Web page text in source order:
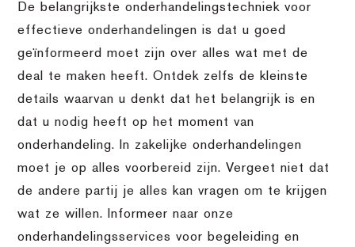
De belangrijkste onderhandelingstechniek voor
effectieve onderhandelingen is dat u goed
geïnformeerd moet zijn over alles wat met de
deal te maken heeft. Ontdek zelfs de kleinste
details waarvan u denkt dat het belangrijk is en
dat u nodig heeft op het moment van
onderhandeling. In zakelijke onderhandelingen
moet je op alles voorbereid zijn. Vergeet niet dat
de andere partij je alles kan vragen om te krijgen
wat ze willen. Informeer naar onze
onderhandelingsservices voor begeleiding en